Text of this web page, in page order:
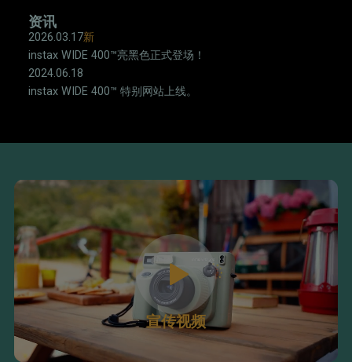
资讯
2026.03.17新
instax WIDE 400™亮黑色正式登场！
2024.06.18
instax WIDE 400™ 特别网站上线。
宣传视频